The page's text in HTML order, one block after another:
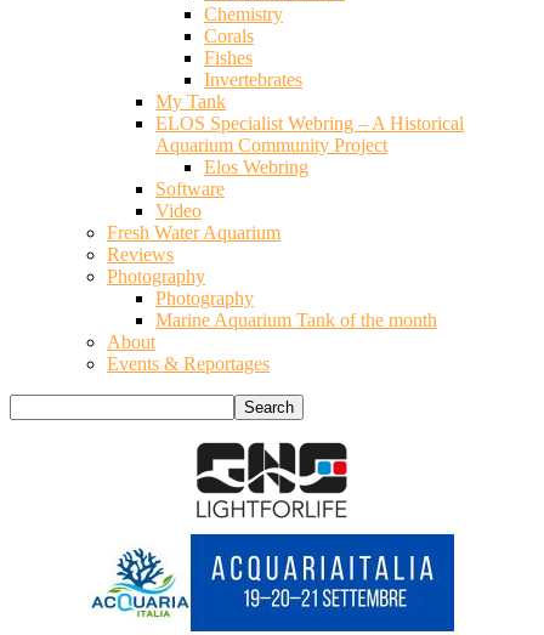
Chemistry
Corals
Fishes
Invertebrates
My Tank
ELOS Specialist Webring – A Historical
Aquarium Community Project
Elos Webring
Software
Video
Fresh Water Aquarium
Reviews
Photography
Photography
Marine Aquarium Tank of the month
About
Events & Reportages